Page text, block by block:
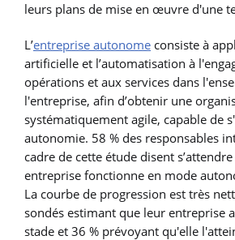
leurs plans de mise en œuvre d'une
L’entreprise autonome consiste à
artificielle et l’automatisation à
opérations et aux services dans
l'entreprise, afin d’obtenir une
systématiquement agile, capable de
autonomie. 58 % des responsables
cadre de cette étude disent
entreprise fonctionne en mode
La courbe de progression est très
sondés estimant que leur entreprise
stade et 36 % prévoyant qu'elle